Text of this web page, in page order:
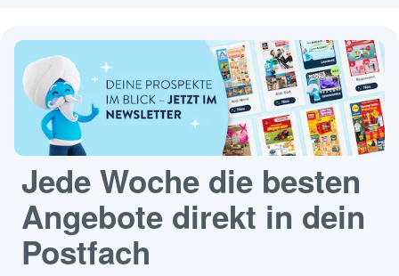
Jede Woche die besten
Angebote direkt in dein
Postfach